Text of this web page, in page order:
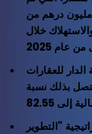
عليها بنهاية عام 2024، بمبلغ 185 مليون درهم من
خلال
الدار للعقارات
17.45% إضافية، لتصل بذلك نسبة
"التطوير